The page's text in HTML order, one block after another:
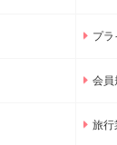
プラ
会員
旅行